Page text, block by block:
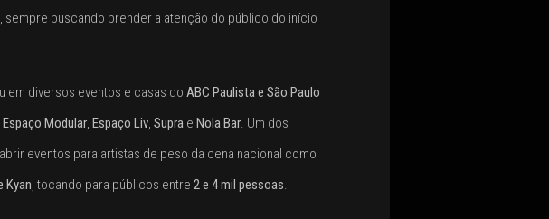
buscando prender a atenção do público do início
em diversos eventos e casas do ABC Paulista e São Paulo
Espaço Modular, Espaço Liv, Supra e Nola Bar. Um dos
eventos para artistas de peso da cena nacional como
Kyan, tocando para públicos entre 2 e 4 mil pessoas.